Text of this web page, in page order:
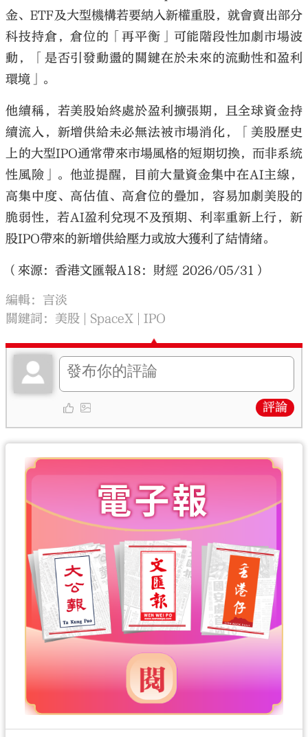
金、ETF及大型機構若要納入新權重股，就會賣出部分
科技持倉，倉位的「再平衡」可能階段性加劇市場波
動，「是否引發動盪的關鍵在於未來的流動性和盈利
環境」。
他續稱，若美股始終處於盈利擴張期，且全球資金持
續流入，新增供給未必無法被市場消化，「美股歷史
上的大型IPO通常帶來市場風格的短期切換，而非系統
性風險」。他並提醒，目前大量資金集中在AI主線，
高集中度、高估值、高倉位的疊加，容易加劇美股的
脆弱性，若AI盈利兌現不及預期、利率重新上行，新
股IPO帶來的新增供給壓力或放大獲利了結情緒。
（來源：香港文匯報A18：財經 2026/05/31）
編輯：言淡
關鍵詞： 美股 SpaceX IPO
評論